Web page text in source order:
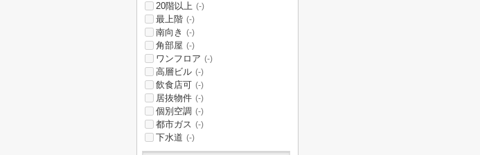
20階以上 (-)
最上階 (-)
南向き (-)
角部屋 (-)
ワンフロア (-)
高層ビル (-)
飲食店可 (-)
居抜物件 (-)
個別空調 (-)
都市ガス (-)
下水道 (-)